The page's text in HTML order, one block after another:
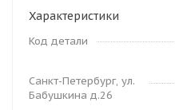
Характеристики
Код детали
Санкт-Петербург, ул.
Бабушкина д.26